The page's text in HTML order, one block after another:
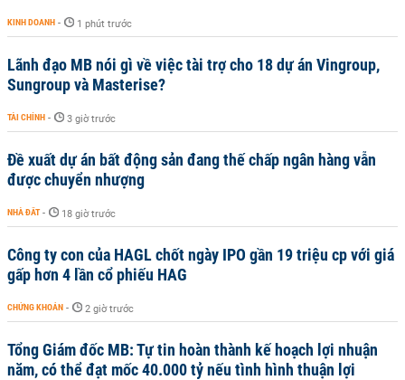
KINH DOANH - 1 phút trước
Lãnh đạo MB nói gì về việc tài trợ cho 18 dự án Vingroup,
Sungroup và Masterise?
TÀI CHÍNH - 3 giờ trước
Đề xuất dự án bất động sản đang thế chấp ngân hàng vẫn
được chuyển nhượng
NHÀ ĐẤT - 18 giờ trước
Công ty con của HAGL chốt ngày IPO gần 19 triệu cp với giá
gấp hơn 4 lần cổ phiếu HAG
CHỨNG KHOÁN - 2 giờ trước
Tổng Giám đốc MB: Tự tin hoàn thành kế hoạch lợi nhuận
năm, có thể đạt mốc 40.000 tỷ nếu tình hình thuận lợi